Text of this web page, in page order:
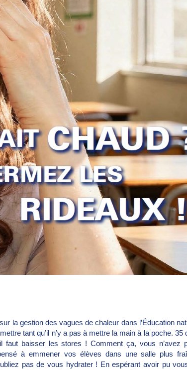
la gestion des vagues de chaleur dans l’Éducation
tant qu’il n’y a pas à mettre la main à la poche. 35
baisser les stores ! Comment ça, vous n’avez
à emmener vos élèves dans une salle plus
pas de vous hydrater ! En espérant avoir pu